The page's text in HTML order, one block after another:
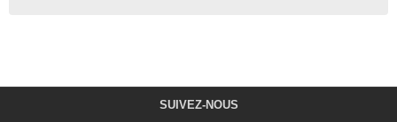
SUIVEZ-NOUS